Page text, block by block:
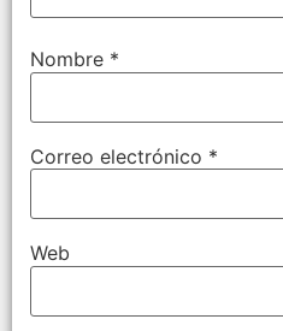
Nombre *
Correo electrónico *
Web